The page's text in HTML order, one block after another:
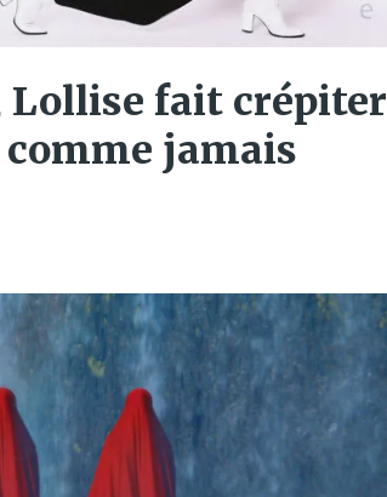
Lollise fait crépiter
jamais